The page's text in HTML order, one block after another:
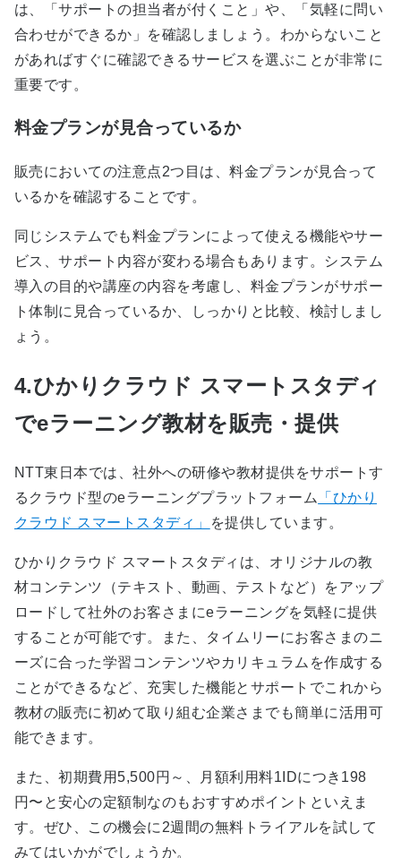
は、「サポートの担当者が付くこと」や、「気軽に問い
合わせができるか」を確認しましょう。わからないこと
があればすぐに確認できるサービスを選ぶことが非常に
重要です。
料金プランが見合っているか
販売においての注意点2つ目は、料金プランが見合って
いるかを確認することです。
同じシステムでも料金プランによって使える機能やサー
ビス、サポート内容が変わる場合もあります。システム
導入の目的や講座の内容を考慮し、料金プランがサポー
ト体制に見合っているか、しっかりと比較、検討しまし
ょう。
4.ひかりクラウド スマートスタディ
でeラーニング教材を販売・提供
NTT東日本では、社外への研修や教材提供をサポートす
るクラウド型のeラーニングプラットフォーム
「ひかり
クラウド スマートスタディ」
を提供しています。
ひかりクラウド スマートスタディは、オリジナルの教
材コンテンツ（テキスト、動画、テストなど）をアップ
ロードして社外のお客さまにeラーニングを気軽に提供
することが可能です。また、タイムリーにお客さまのニ
ーズに合った学習コンテンツやカリキュラムを作成する
ことができるなど、充実した機能とサポートでこれから
教材の販売に初めて取り組む企業さまでも簡単に活用可
能できます。
また、初期費用5,500円～、月額利用料1IDにつき198
円〜と安心の定額制なのもおすすめポイントといえま
す。ぜひ、この機会に2週間の無料トライアルを試して
みてはいかがでしょうか。